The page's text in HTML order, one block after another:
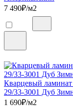
7 490₽/м2
Кварцевый ламинат
29/33-3001 Дуб
1 690₽/м2